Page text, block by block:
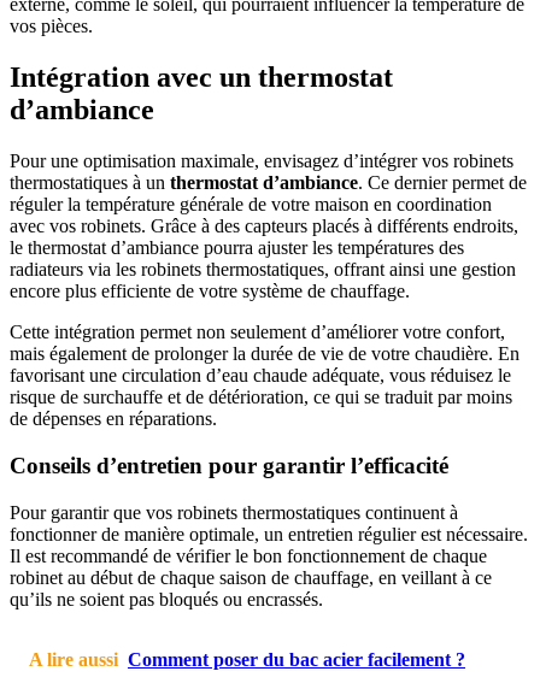
externe, comme le soleil, qui pourraient influencer la température de
vos pièces.
Intégration avec un thermostat
d’ambiance
Pour une optimisation maximale, envisagez d’intégrer vos robinets
thermostatiques à un thermostat d’ambiance. Ce dernier permet de
réguler la température générale de votre maison en coordination
avec vos robinets. Grâce à des capteurs placés à différents endroits,
le thermostat d’ambiance pourra ajuster les températures des
radiateurs via les robinets thermostatiques, offrant ainsi une gestion
encore plus efficiente de votre système de chauffage.
Cette intégration permet non seulement d’améliorer votre confort,
mais également de prolonger la durée de vie de votre chaudière. En
favorisant une circulation d’eau chaude adéquate, vous réduisez le
risque de surchauffe et de détérioration, ce qui se traduit par moins
de dépenses en réparations.
Conseils d’entretien pour garantir l’efficacité
Pour garantir que vos robinets thermostatiques continuent à
fonctionner de manière optimale, un entretien régulier est nécessaire.
Il est recommandé de vérifier le bon fonctionnement de chaque
robinet au début de chaque saison de chauffage, en veillant à ce
qu’ils ne soient pas bloqués ou encrassés.
A lire aussi Comment poser du bac acier facilement ?